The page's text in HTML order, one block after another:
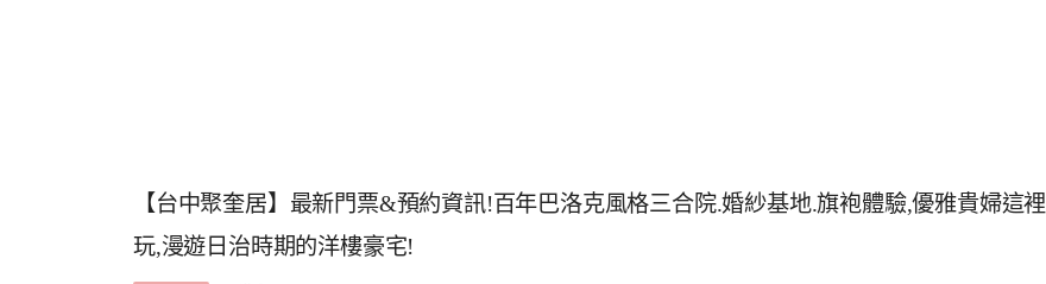
【台中聚奎居】最新門票&預約資訊!百年巴洛克風格三合院.婚紗基地.旗袍體驗,優雅貴婦這裡
玩,漫遊日治時期的洋樓豪宅!